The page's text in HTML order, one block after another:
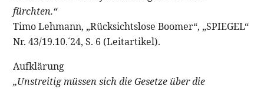
fürchten.“
Timo Lehmann, „Rücksichtslose Boomer“, „SPIEGEL“
Nr. 43/19.10.´24, S. 6 (Leitartikel).
Aufklärung
„Unstreitig müssen sich die Gesetze über die